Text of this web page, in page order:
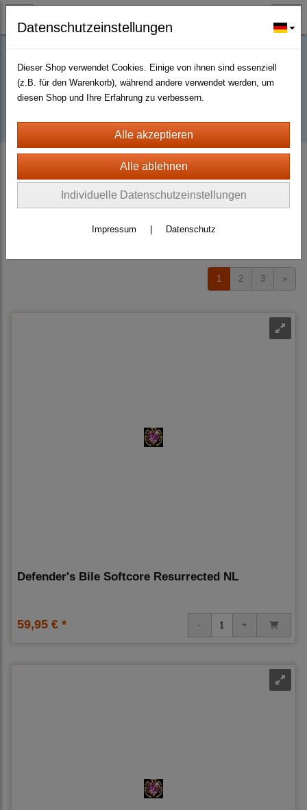
Buy D2R items | Diablo 2 Resurrected |
D2km
D2 Resurrected + ROTW Softcore Non Ladder (PC - PS4/5)
Sortierung wählen
1 2 3 »
Defender's Bile Softcore Resurrected NL
59,95 € *
Datenschutzeinstellungen
Dieser Shop verwendet Cookies. Einige von ihnen sind essenziell
(z.B. für den Warenkorb), während andere verwendet werden, um
diesen Shop und Ihre Erfahrung zu verbessern.
Individuelle Datenschutzeinstellungen
Impressum Datenschutz